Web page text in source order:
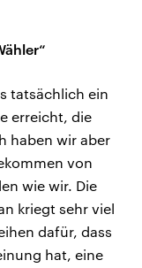
tatsächlich ein
erreicht, die
haben wir aber
von
wie wir. Die
kriegt sehr viel
dafür, dass
hat, eine